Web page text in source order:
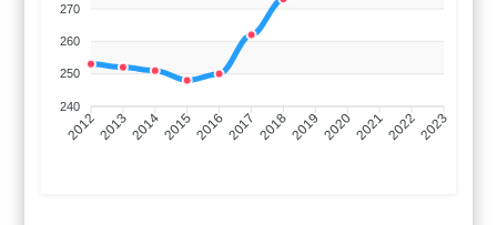
270
260
250
240
201220132014201520162017 20182019 2020202120222023